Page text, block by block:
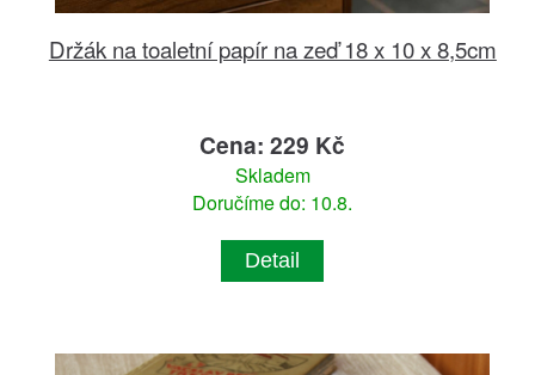
Držák na toaletní papír na zeď 18 x 10 x 8,5cm
Cena: 229 Kč
Skladem
Doručíme do: 10.8.
Detail